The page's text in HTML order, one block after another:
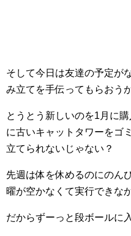
そして今日は友達の予定が
み立てを手伝ってもらおう
とうとう新しいのを1月に
に古いキャットタワーをゴ
立てられないじゃない？
先週は体を休めるのにのん
曜が空かなくて実行できな
だからずーっと段ボールに